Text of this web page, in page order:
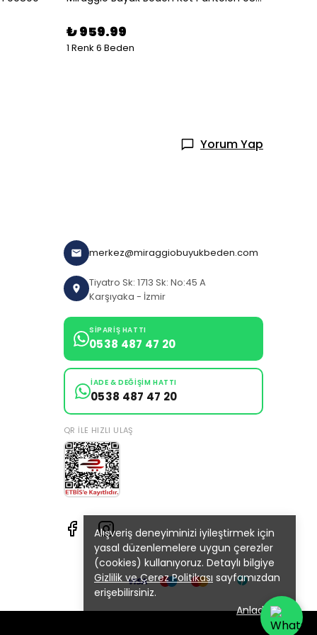
Alışveriş deneyiminizi iyileştirmek için
yasal düzenlemelere uygun çerezler
(cookies) kullanıyoruz. Detaylı bilgiye
Gizlilik ve Çerez Politikası sayfamızdan
erişebilirsiniz.
Anladım
₺ 959.99
1 Renk 6 Beden
Yorum Yap
merkez@miraggiobuyukbeden.com
Tiyatro Sk: 1713 Sk: No:45 A
Karşıyaka - İzmir
SIPARIŞ HATTI
0538 487 47 20
İADE & DEĞIŞIM HATTI
0538 487 47 20
QR ILE HIZLI ULAŞ